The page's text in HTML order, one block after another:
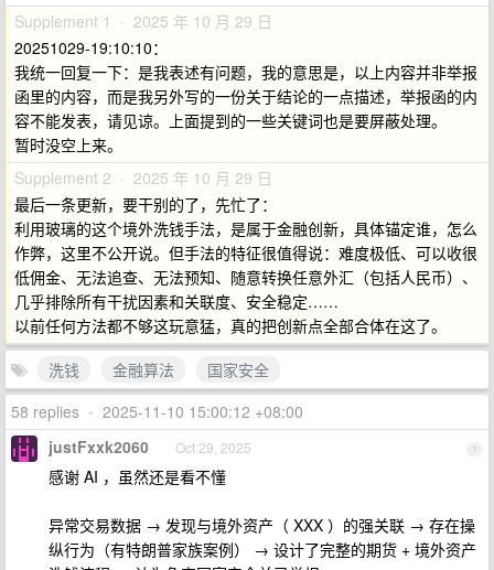
Supplement 1 · 2025 年 10 月 29 日
20251029-19:10:10：
我统一回复一下：是我表述有问题，我的意思是，以上内容并非举报
函里的内容，而是我另外写的一份关于结论的一点描述，举报函的内
容不能发表，请见谅。上面提到的一些关键词也是要屏蔽处理。
暂时没空上来。
Supplement 2 · 2025 年 10 月 29 日
最后一条更新，要干别的了，先忙了：
利用玻璃的这个境外洗钱手法，是属于金融创新，具体锚定谁，怎么
作弊，这里不公开说。但手法的特征很值得说：难度极低、可以收很
低佣金、无法追查、无法预知、随意转换任意外汇（包括人民币）、
几乎排除所有干扰因素和关联度、安全稳定……
以前任何方法都不够这玩意猛，真的把创新点全部合体在这了。 ​​​
洗钱
金融算法
国家安全
58 replies • 2025-11-10 15:00:12 +08:00
1
justFxxk2060 Oct 29, 2025
感谢 AI ，虽然还是看不懂
异常交易数据 → 发现与境外资产（ XXX ）的强关联 → 存在操
纵行为（有特朗普家族案例） → 设计了完整的期货 + 境外资产